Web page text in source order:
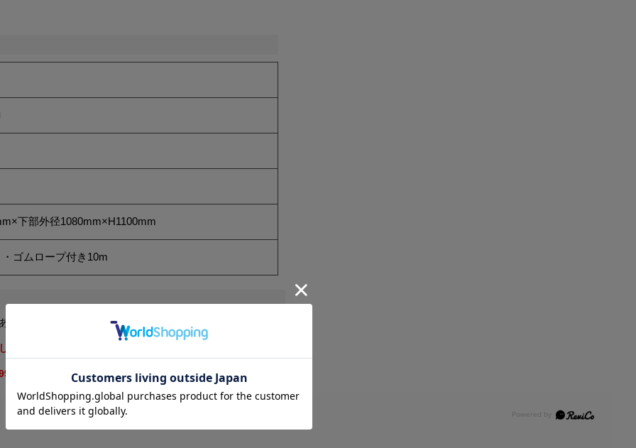
下部外径1080mm×H1100mm
ゴムロープ付き10m
ますので、参考寸法にしてください。
す。法人名または屋号をお持ちの場合はご入力漏れのない
と表示される場合がございます。ご注文前に「見積依